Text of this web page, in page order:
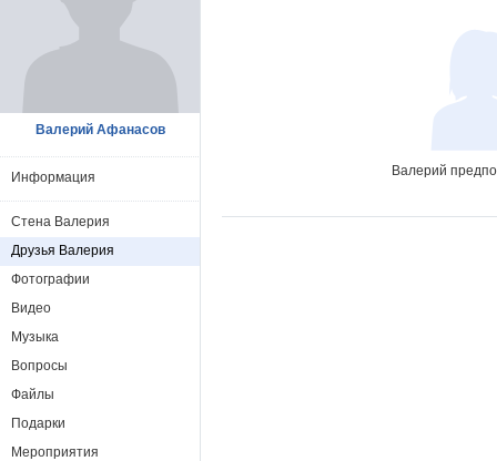
Валерий
Валерий Афанасов
Информация
Стена Валерия
Друзья Валерия
Фотографии
Видео
Музыка
Вопросы
Файлы
Подарки
Мероприятия